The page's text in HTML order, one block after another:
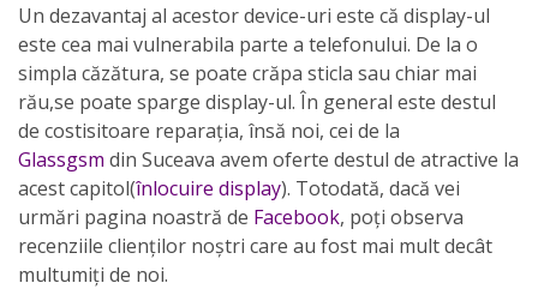
Un dezavantaj al acestor device-uri este că display-ul
este cea mai vulnerabila parte a telefonului. De la o
simpla căzătura, se poate crăpa sticla sau chiar mai
rău,se poate sparge display-ul. În general este destul
de costisitoare reparația, însă noi, cei de la
Glassgsm din Suceava avem oferte destul de atractive la
acest capitol(înlocuire display). Totodată, dacă vei
urmări pagina noastră de Facebook, poți observa
recenziile clienților noștri care au fost mai mult decât
multumiți de noi.